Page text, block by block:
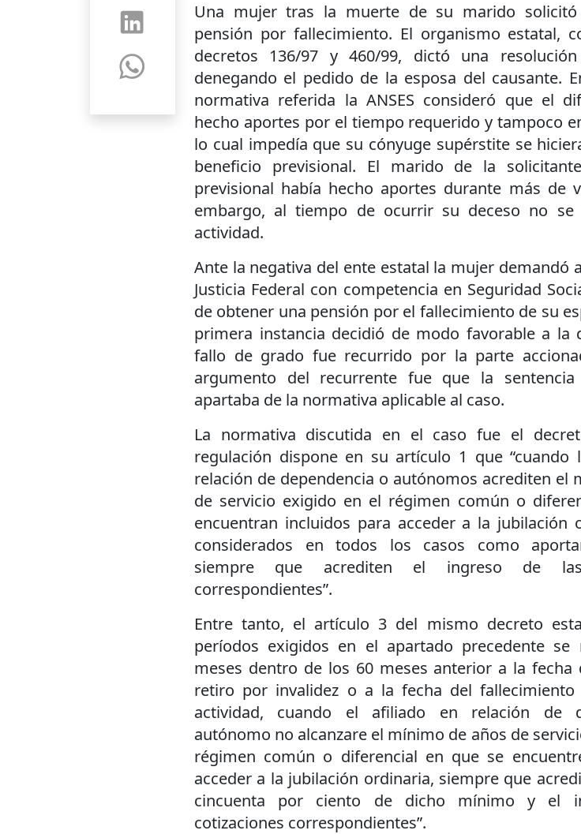
Una mujer tras la muerte de su marido solicitó
pensión por fallecimiento. El organismo estatal,
decretos 136/97 y 460/99, dictó una resolución
denegando el pedido de la esposa del causante.
normativa referida la ANSES consideró que el
hecho aportes por el tiempo requerido y tampoco
lo cual impedía que su cónyuge supérstite se
beneficio previsional. El marido de la
previsional había hecho aportes durante más de
embargo, al tiempo de ocurrir su deceso no se
actividad.
Ante la negativa del ente estatal la mujer demandó
Justicia Federal con competencia en Seguridad
de obtener una pensión por el fallecimiento de su
primera instancia decidió de modo favorable a la
fallo de grado fue recurrido por la parte
argumento del recurrente fue que la
apartaba de la normativa aplicable al caso.
La normativa discutida en el caso fue el
regulación dispone en su artículo 1 que “cuando
relación de dependencia o autónomos acrediten el
de servicio exigido en el régimen común o
encuentran incluidos para acceder a la jubilación
considerados en todos los casos como
siempre que acrediten el ingreso de las
correspondientes”.
Entre tanto, el artículo 3 del mismo decreto
períodos exigidos en el apartado precedente se
meses dentro de los 60 meses anterior a la fecha
retiro por invalidez o a la fecha del
actividad, cuando el afiliado en relación de
autónomo no alcanzare el mínimo de años de
régimen común o diferencial en que se
acceder a la jubilación ordinaria, siempre que
cincuenta por ciento de dicho mínimo y el
cotizaciones correspondientes”.